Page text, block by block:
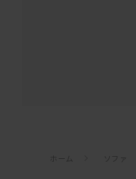
ホーム ソファ